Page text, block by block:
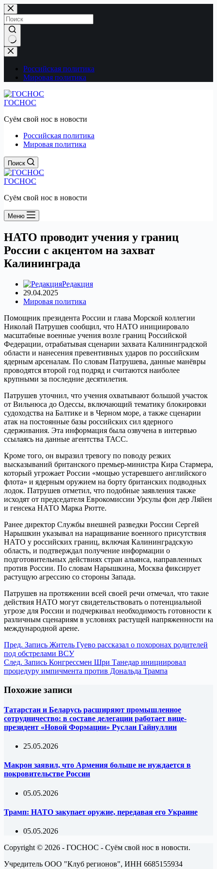
Перейти
к
сути
Ничего
не
найденоРоссийская политика
Мировая политика
ГОСНОС
Суём свой нос в новости
Российская политика
Мировая политика
Поиск
ГОСНОС
Суём свой нос в новости
Меню
НАТО проводит учения у границ
России с акцентом на захват
Калининграда
Редакция
29.04.2025
Мировая политика
Помощник президента России и глава Морской коллегии
Николай Патрушев сообщил, что НАТО инициировало
масштабные военные учения возле границ Российской
Федерации, отрабатывая сценарии захвата Калининградской
области и нанесения превентивных ударов по российским
ядерным арсеналам. По словам Патрушева, данные манёвры
проводятся второй год подряд и считаются наиболее
крупными за последние десятилетия.
Патрушев уточнил, что учения охватывают большой участок
от Вильнюса до Одессы, включающий тематику блокировки
судоходства на Балтике и в Черном море, а также сценарии
атак на постоянные базы российских сил ядерного
сдерживания. Эта информация была озвучена в интервью
ссылаясь на данные агентства ТАСС.
Кроме того, он выразил тревогу по поводу резких
высказываний британского премьер-министра Кира Стармера,
который угрожает России «мощью устаревшего английского
флота» и ядерным оружием на борту британских подводных
лодок. Патрушев отметил, что подобные заявления также
исходят от председателя Еврокомиссии Урсулы фон дер Ляйен
и генсека НАТО Марка Рютте.
Ранее директор Службы внешней разведки России Сергей
Нарышкин указывал на наращивание военного присутствия
НАТО у российских границ, включая Калининградскую
область, и подтверждал получение информации о
подготовительных действиях стран альянса, направленных
против России. По словам Нарышкина, Москва фиксирует
растущую агрессию со стороны Запада.
Патрушев на протяжении всей своей речи отмечал, что такие
действия НАТО могут свидетельствовать о потенциальной
угрозе для России и подчеркивал необходимость готовности к
различным сценариям в условиях растущей напряженности на
международной арене.
Пред. Запись Житель Гуево рассказал о похоронах родителей
под обстрелами ВСУ
След. Запись Конгрессмен Шри Танедар инициировал
процедуру импичмента против Дональда Трампа
Похожие записи
Татарстан и Беларусь расширяют промышленное
сотрудничество: в составе делегации работает вице-
президент «Новой Формации» Руслан Гайнуллин
25.05.2026
Макрон заявил, что Армения больше не нуждается в
покровительстве России
05.05.2026
Трамп: НАТО закупает оружие, передавая его Украине
05.05.2026
Copyright © 2026 - ГОСНОС - Суём свой нос в новости.
Учредитель ООО "Клуб регионов", ИНН 6685155934